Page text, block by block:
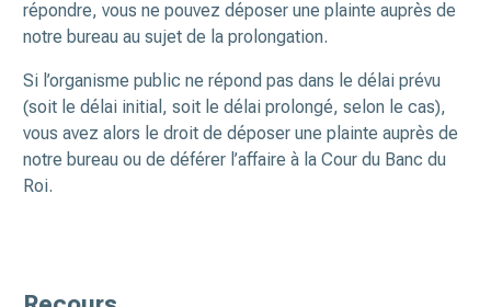
répondre, vous ne pouvez déposer une plainte auprès de
notre bureau au sujet de la prolongation.
Si l’organisme public ne répond pas dans le délai prévu
(soit le délai initial, soit le délai prolongé, selon le cas),
vous avez alors le droit de déposer une plainte auprès de
notre bureau ou de déférer l’affaire à la Cour du Banc du
Roi.